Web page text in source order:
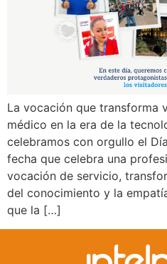
La vocación que transforma
médico en la era de la
celebramos con orgullo el
fecha que celebra una
vocación de servicio,
del conocimiento y la
que la […]